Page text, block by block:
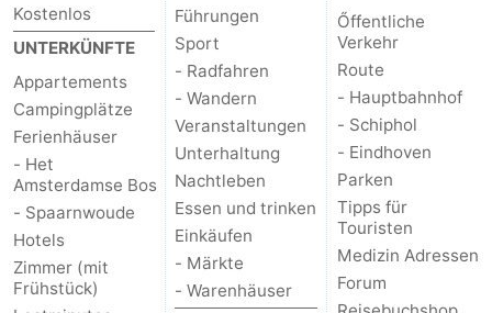
Kostenlos
UNTERKÜNFTE
Appartements
Campingplätze
Ferienhäuser
- Het
Amsterdamse Bos
- Spaarnwoude
Hotels
Zimmer (mit
Frühstück)
Führungen
Sport
- Radfahren
- Wandern
Veranstaltungen
Unterhaltung
Nachtleben
Essen und trinken
Einkäufen
- Märkte
- Warenhäuser
Őffentliche
Verkehr
Route
- Hauptbahnhof
- Schiphol
- Eindhoven
Parken
Tipps für
Touristen
Medizin Adressen
Forum